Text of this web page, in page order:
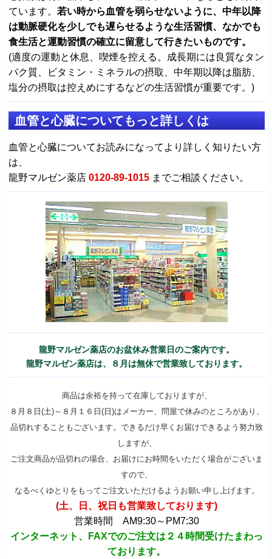
ています。 若い時から血管を弱らせないように、中年以降
は動脈硬化を少しでも遅らせるような生活習慣、なかでも
食生活と運動習慣の確立に留意して行きたいものです。
(適度の運動と休息、喫煙を控える。成長期には良質なタン
パク質、ビタミン・ミネラルの摂取、中年期以降は脂肪、
塩分の摂取は控えめにするなどの生活習慣が重要です。)
血管と心臓についてもっと詳しくは
血管と心臓についてお読みになってより詳しく知りたい方
は、
龍野マルゼン薬店 0120-89-1015 までご相談ください。
龍野マルゼン薬店のお盆休み営業日のご案内です。
龍野マルゼン薬店は、８月は無休で営業致しております。
商品は余裕を持って在庫しておりますが、
８月８日(土)～８月１６日(日)はメーカー、問屋で休みのところがあり、
品切れすることもございます。できるだけ早くお届けできるよう努力致
しますが、
ご注文商品が品切れの場合、お届けにお時間をいただく場合がございま
すので、
なるべくゆとりをもってご注文いただけるようお願い申し上げます。
(土、日、祝日も営業致しております)
営業時間 AM9:30～PM7:30
インターネット、FAXでのご注文は２４時間受けたまわっ
ております。